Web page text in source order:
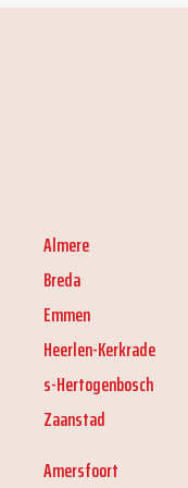
Almere
Breda
Emmen
Heerlen-Kerkrade
s-Hertogenbosch
Zaanstad
Amersfoort